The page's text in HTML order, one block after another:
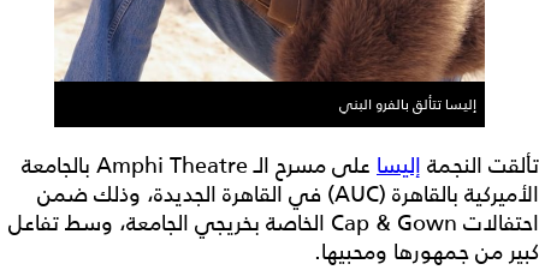
إليسا تتألق بالفرو البني
تألقت النجمة إليسا
على مسرح الـ Amphi Theatre بالجامعة
الأميركية بالقاهرة (AUC) في القاهرة الجديدة، وذلك ضمن
احتفالات Cap & Gown الخاصة بخريجي الجامعة، وسط تفاعل
كبير من جمهورها ومحبيها.